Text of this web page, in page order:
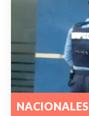
NACIONALES